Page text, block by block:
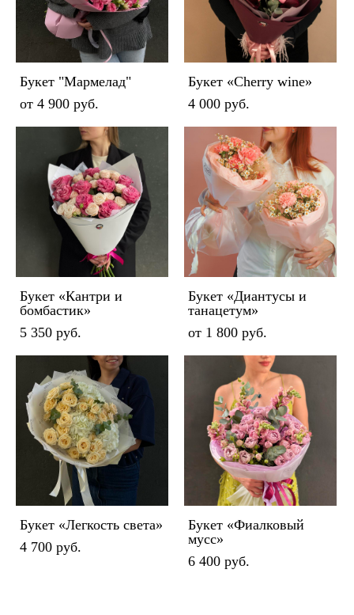
Букет "Мармелад"
от 4 900 pуб.
Букет «Cherry wine»
4 000 pуб.
Букет «Кантри и
бомбастик»
5 350 pуб.
Букет «Диантусы и
танацетум»
от 1 800 pуб.
Букет «Легкость света»
4 700 pуб.
Букет «Фиалковый
мусс»
6 400 pуб.